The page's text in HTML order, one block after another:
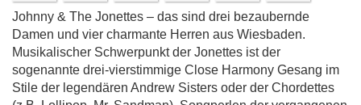
Johnny & The Jonettes – das sind drei bezaubernde
Damen und vier charmante Herren aus Wiesbaden.
Musikalischer Schwerpunkt der Jonettes ist der
sogenannte drei-vierstimmige Close Harmony Gesang im
Stile der legendären Andrew Sisters oder der Chordettes